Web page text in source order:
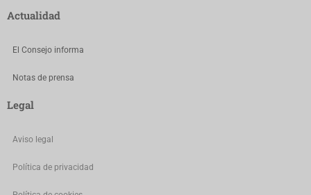
Actualidad
El Consejo informa
Notas de prensa
Legal
Aviso legal
Política de privacidad